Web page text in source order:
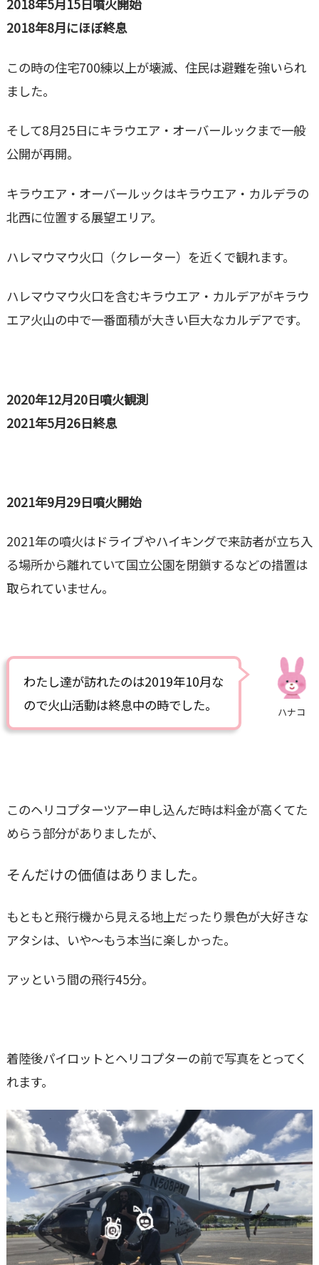
2018年5月15日噴火開始
2018年8月にほぼ終息
この時の住宅700練以上が壊滅、住民は避難を強いられ
ました。
そして8月25日にキラウエア・オーバールックまで一般
公開が再開。
キラウエア・オーバールックはキラウエア・カルデラの
北西に位置する展望エリア。
ハレマウマウ火口（クレーター）を近くで観れます。
ハレマウマウ火口を含むキラウエア・カルデアがキラウ
エア火山の中で一番面積が大きい巨大なカルデアです。
2020年12月20日噴火観測
2021年5月26日終息
2021年9月29日噴火開始
2021年の噴火はドライブやハイキングで来訪者が立ち入
る場所から離れていて国立公園を閉鎖するなどの措置は
取られていません。
ハナコ
わたし達が訪れたのは2019年10月な
ので火山活動は終息中の時でした。
このヘリコプターツアー申し込んだ時は料金が高くてた
めらう部分がありましたが、
そんだけの価値はありました。
もともと飛行機から見える地上だったり景色が大好きな
アタシは、いや～もう本当に楽しかった。
アッという間の飛行45分。
着陸後パイロットとヘリコプターの前で写真をとってく
れます。